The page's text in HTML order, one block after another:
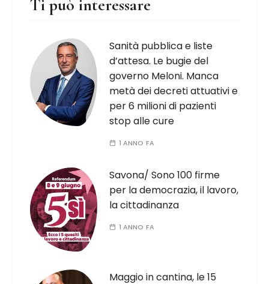
Ti può interessare
Sanità pubblica e liste
d’attesa. Le bugie del
governo Meloni. Manca
metà dei decreti attuativi e
per 6 milioni di pazienti
stop alle cure
1 ANNO FA
Savona/ Sono 100 firme
per la democrazia, il lavoro,
la cittadinanza
1 ANNO FA
Maggio in cantina, le 15